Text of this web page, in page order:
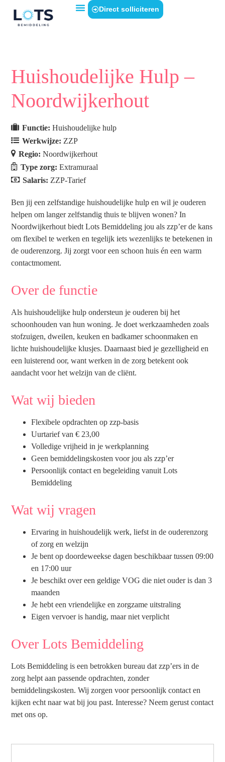
Direct solliciteren
Huishoudelijke Hulp –
Noordwijkerhout
Functie:Huishoudelijke hulp
Werkwijze: ZZP
Regio:Noordwijkerhout
Type zorg:Extramuraal
Salaris: ZZP-Tarief
Ben jij een zelfstandige huishoudelijke hulp en wil je ouderen
helpen om langer zelfstandig thuis te blijven wonen? In
Noordwijkerhout biedt Lots Bemiddeling jou als zzp’er de kans
om flexibel te werken en tegelijk iets wezenlijks te betekenen in
de ouderenzorg. Jij zorgt voor een schoon huis én een warm
contactmoment.
Over de functie
Als huishoudelijke hulp ondersteun je ouderen bij het
schoonhouden van hun woning. Je doet werkzaamheden zoals
stofzuigen, dweilen, keuken en badkamer schoonmaken en
lichte huishoudelijke klusjes. Daarnaast bied je gezelligheid en
een luisterend oor, want werken in de zorg betekent ook
aandacht voor het welzijn van de cliënt.
Wat wij bieden
Flexibele opdrachten op zzp-basis
Uurtarief van € 23,00
Volledige vrijheid in je werkplanning
Geen bemiddelingskosten voor jou als zzp’er
Persoonlijk contact en begeleiding vanuit Lots
Bemiddeling
Wat wij vragen
Ervaring in huishoudelijk werk, liefst in de ouderenzorg
of zorg en welzijn
Je bent op doordeweekse dagen beschikbaar tussen 09:00
en 17:00 uur
Je beschikt over een geldige VOG die niet ouder is dan 3
maanden
Je hebt een vriendelijke en zorgzame uitstraling
Eigen vervoer is handig, maar niet verplicht
Over Lots Bemiddeling
Lots Bemiddeling is een betrokken bureau dat zzp’ers in de
zorg helpt aan passende opdrachten, zonder
bemiddelingskosten. Wij zorgen voor persoonlijk contact en
kijken echt naar wat bij jou past. Interesse? Neem gerust contact
met ons op.